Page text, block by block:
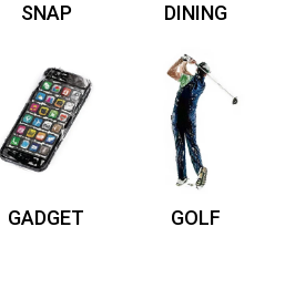
SNAP DINING
GADGET GOLF